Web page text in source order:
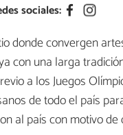
sociales:
donde convergen
con una larga
a los Juegos
de todo el país
al país con motivo de